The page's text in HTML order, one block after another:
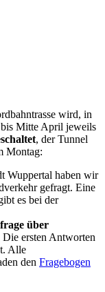
wird, in
Mitte April jeweils
, der Tunnel
Montag:
Wuppertal haben wir
gefragt. Eine
es bei der
über
Die ersten Antworten
Alle
den Fragebogen